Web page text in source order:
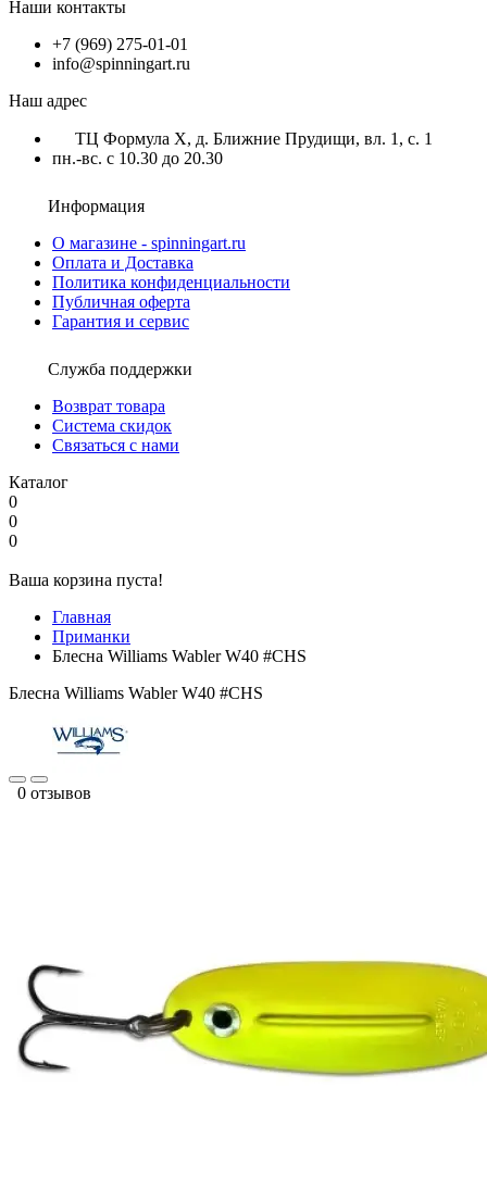
Наши контакты
+7 (969) 275-01-01
info@spinningart.ru
Наш адрес
ТЦ Формула X, д. Ближние Прудищи, вл. 1, с. 1
пн.-вс. с 10.30 до 20.30
Информация
О магазине - spinningart.ru
Оплата и Доставка
Политика конфиденциальности
Публичная оферта
Гарантия и сервис
Служба поддержки
Возврат товара
Система скидок
Связаться с нами
Каталог
0
0
0
Ваша корзина пуста!
Главная
Приманки
Блесна Williams Wabler W40 #CHS
Блесна Williams Wabler W40 #CHS
0 отзывов